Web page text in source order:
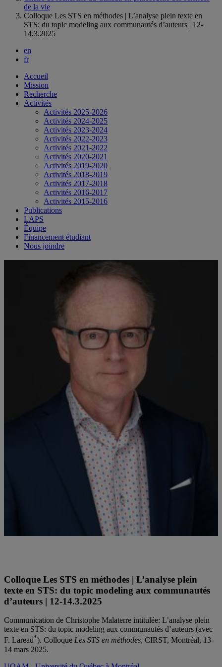
de la vie
Colloque Les STS en méthodes | L’analyse plein texte en
STS: du topic modeling aux communautés d’auteurs | 12-
14.3.2025
en
fr
Accueil
Mission
Recherche
Activités
Activités 2025-2026
Activités 2024-2025
Activités 2023-2024
Activités 2022-2023
Activités 2021-2022
Activités 2020-2021
Activités 2019-2020
Activités 2018-2019
Activités 2017-2018
Activités 2016-2017
Activités 2015-2016
Publications
LAPS
Équipe
Financement étudiant
Nous joindre
Colloque Les STS en méthodes | L’analyse plein
texte en STS: du topic modeling aux communautés
d’auteurs | 12-14.3.2025
Communication de Christophe Malaterre intitulée: L’analyse plein
texte en STS: du topic modeling aux communautés d’auteurs (avec
F. Lareau*). Colloque Les STS en méthodes, CIRST, Montréal, 13-
14 mars 2025.